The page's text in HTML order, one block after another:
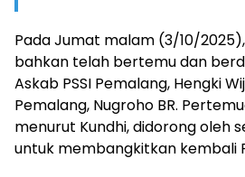
Pada Jumat malam (3/10/
bahkan telah bertemu dan
Askab PSSI Pemalang, Hengki
Pemalang, Nugroho BR.
menurut Kundhi, didorong oleh
untuk membangkitkan kembali